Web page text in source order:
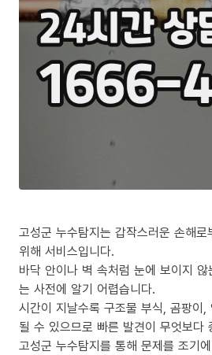
고성군 누수탐지는 갑작스러운 손해
위해 서비스입니다.
바닥 안이나 벽 속처럼 눈에 보이지
는 사전에 알기 어렵습니다.
시간이 지날수록 구조물 부식, 곰팡이
될 수 있으므로 빠른 발견이 무엇보다
고성군 누수탐지를 통해 문제를 조기